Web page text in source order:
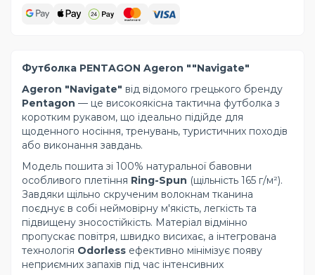
Футболка PENTAGON Ageron ""Navigate"
Ageron "Navigate" від відомого грецького бренду
Pentagon — це високоякісна тактична футболка з
коротким рукавом, що ідеально підійде для
щоденного носіння, тренувань, туристичних походів
або виконання завдань.
Модель пошита зі 100% натуральної бавовни
особливого плетіння Ring-Spun (щільність 165 г/м²).
Завдяки щільно скрученим волокнам тканина
поєднує в собі неймовірну м'якість, легкість та
підвищену зносостійкість. Матеріал відмінно
пропускає повітря, швидко висихає, а інтегрована
технологія Odorless ефективно мінімізує появу
неприємних запахів під час інтенсивних